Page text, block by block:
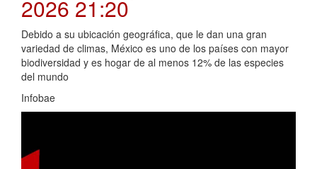
2026 21:20
Debido a su ubicación geográfica, que le dan una gran
variedad de climas, México es uno de los países con mayor
biodiversidad y es hogar de al menos 12% de las especies
del mundo
Infobae